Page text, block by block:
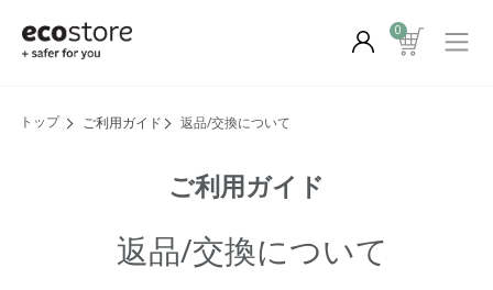
0
ご利用ガイド 返品/交換について
ご利用ガイド
返品/交換について